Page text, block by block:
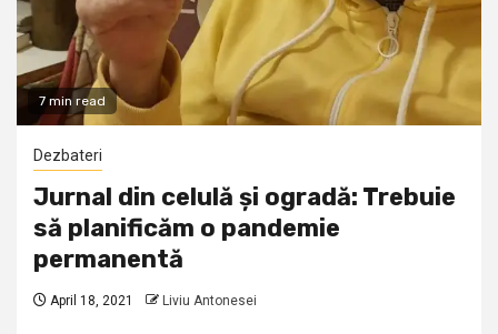
7 min read
Dezbateri
Jurnal din celulă și ogradă: Trebuie
să planificăm o pandemie
permanentă
April 18, 2021 Liviu Antonesei